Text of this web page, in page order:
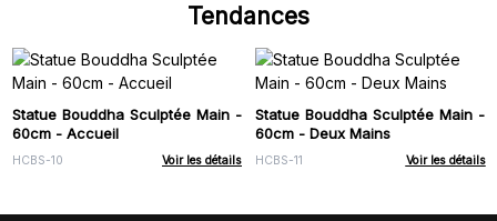
Tendances
Statue Bouddha Sculptée Main -
60cm - Accueil
HCBS-10 Voir les détails
Statue Bouddha Sculptée Main -
60cm - Deux Mains
HCBS-11 Voir les détails